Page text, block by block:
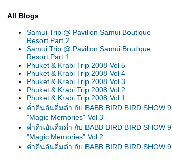
All Blogs
Samui Trip @ Pavilion Samui Boutique
Resort Part 2
Samui Trip @ Pavilion Samui Boutique
Resort Part 1
Phuket & Krabi Trip 2008 Vol 5
Phuket & Krabi Trip 2008 Vol 4
Phuket & Krabi Trip 2008 Vol 3
Phuket & Krabi Trip 2008 Vol 2
Phuket & Krabi Trip 2008 Vol 1
ค่ำคืนอันดื่มด่ำ กับ BABB BIRD BIRD SHOW 9
"Magic Memories" Vol 3
ค่ำคืนอันดื่มด่ำ กับ BABB BIRD BIRD SHOW 9
"Magic Memories" Vol 2
ค่ำคืนอันดื่มด่ำ กับ BABB BIRD BIRD SHOW 9